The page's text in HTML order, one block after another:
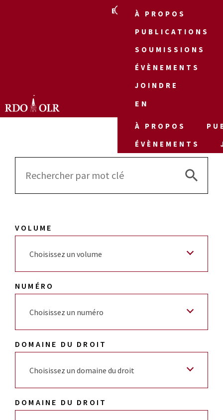
EN
À PROPOS
PUBLICATIONS
SOUMISSIONS
ÉVÈNEMENTS
JOINDRE
EN
À PROPOS
ÉVÈNEMENTS
Search
Search
VOLUME
Choisissez un volume
NUMÉRO
Choisissez un numéro
DOMAINE DU DROIT
Choisissez un domaine du droit
DOMAINE DU DROIT